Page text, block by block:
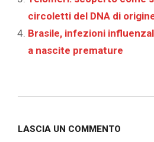
circoletti del DNA di
Brasile, infezioni
a nascite premature
21
LASCIA UN COMMENTO